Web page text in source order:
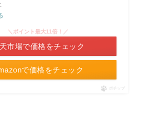
で価格をチェック
＼ポイント最大11倍！／
市場で価格をチェック
ポチップ